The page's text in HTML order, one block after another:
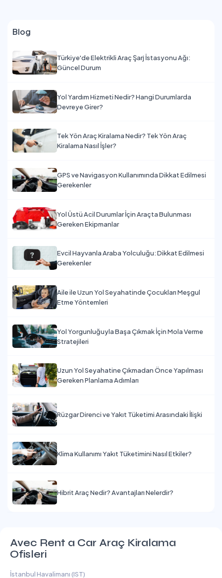
Blog
Türkiye'de Elektrikli Araç Şarj İstasyonu Ağı:
Güncel Durum
Yol Yardım Hizmeti Nedir? Hangi Durumlarda
Devreye Girer?
Tek Yön Araç Kiralama Nedir? Tek Yön Araç
Kiralama Nasıl İşler?
GPS ve Navigasyon Kullanımında Dikkat Edilmesi
Gerekenler
Yol Üstü Acil Durumlar İçin Araçta Bulunması
Gereken Ekipmanlar
Evcil Hayvanla Araba Yolculuğu: Dikkat Edilmesi
Gerekenler
Aile ile Uzun Yol Seyahatinde Çocukları Meşgul
Etme Yöntemleri
Yol Yorgunluğuyla Başa Çıkmak İçin Mola Verme
Stratejileri
Uzun Yol Seyahatine Çıkmadan Önce Yapılması
Gereken Planlama Adımları
Rüzgar Direnci ve Yakıt Tüketimi Arasındaki İlişki
Klima Kullanımı Yakıt Tüketimini Nasıl Etkiler?
Hibrit Araç Nedir? Avantajları Nelerdir?
Avec Rent a Car Araç Kiralama
Ofisleri
İstanbul Havalimanı (IST)